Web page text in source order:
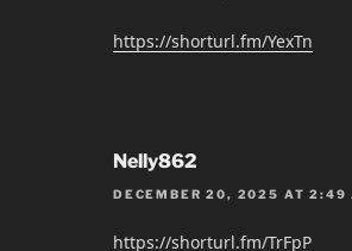
https://shorturl.fm/YexTn
Nelly862
DECEMBER 20, 2025 AT 2:49
https://shorturl.fm/TrFpP